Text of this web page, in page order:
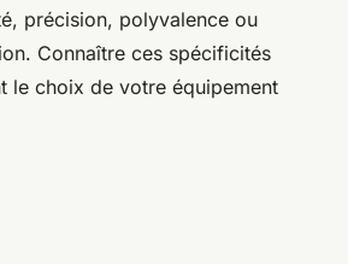
précision, polyvalence ou
Connaître ces spécificités
le choix de votre équipement